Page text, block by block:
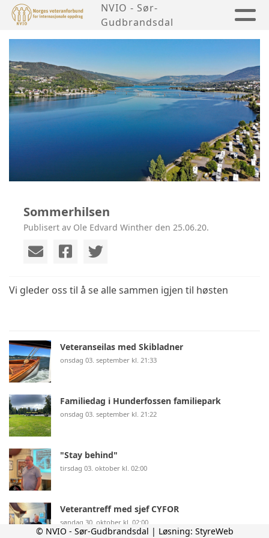
NVIO - Sør-
Gudbrandsdal
Sommerhilsen
Publisert av Ole Edvard Winther den 25.06.20.
Vi gleder oss til å se alle sammen igjen til høsten
Veteranseilas med Skibladner
onsdag 03. september kl. 21:33
Familiedag i Hunderfossen familiepark
onsdag 03. september kl. 21:22
"Stay behind"
tirsdag 03. oktober kl. 02:00
Veterantreff med sjef CYFOR
søndag 30. oktober kl. 02:00
© NVIO - Sør-Gudbrandsdal | Løsning: StyreWeb